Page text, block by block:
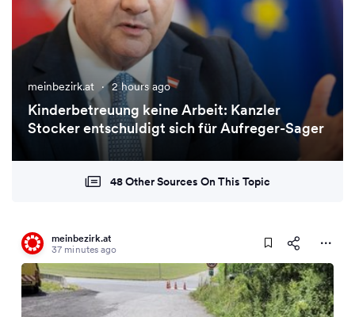
meinbezirk.at · 2 hours ago
Kinderbetreuung keine Arbeit: Kanzler
Stocker entschuldigt sich für Aufreger-Sager
48 Other Sources On This Topic
meinbezirk.at
37 minutes ago